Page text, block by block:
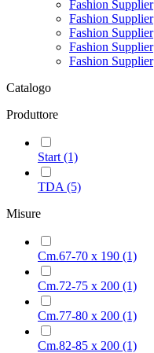
Fashion Supplier
Fashion Supplier
Fashion Supplier
Fashion Supplier
Fashion Supplier
Catalogo
Produttore
Start (1)
TDA (5)
Misure
Cm.67-70 x 190 (1)
Cm.72-75 x 200 (1)
Cm.77-80 x 200 (1)
Cm.82-85 x 200 (1)